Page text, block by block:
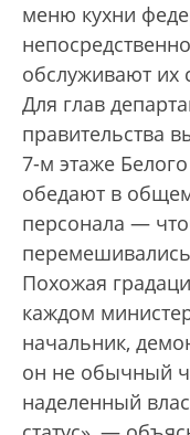
меню кухни
обслуживают их
Для глав
правительства
7-м этаже
обедают в
персонала —
Похожая
каждом
начальник,
он не обычный
наделенный